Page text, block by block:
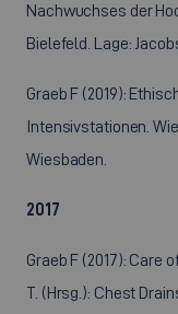
Nachwuchses der
Bielefeld. Lage:
Graeb F (2019):
Intensivstationen.
Wiesbaden.
2017
Graeb F (2017): Care
T. (Hrsg.): Chest